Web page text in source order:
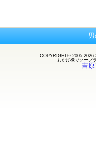
男
COPYRIGHT© 2005-2026
おかげ様でソープ
吉原